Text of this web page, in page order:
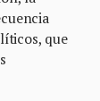
que